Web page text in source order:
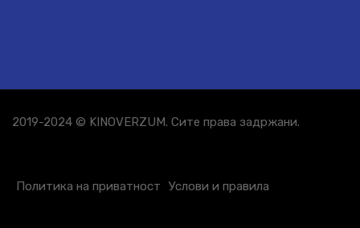
2019-2024 © KINOVERZUM. Сите права задржани.
Политика на приватност Услови и правила